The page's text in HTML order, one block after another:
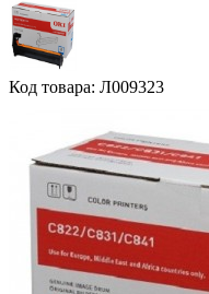
Код товара: Л009323